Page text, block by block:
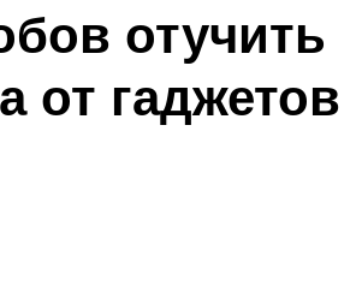
отучить
от гаджетов